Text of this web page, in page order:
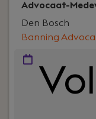
Advocaat-
Banning
Den Bosch